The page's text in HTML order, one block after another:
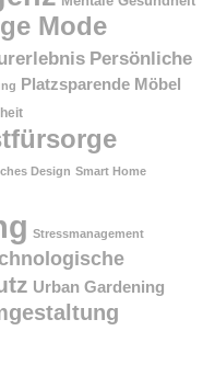
Mode
Persönliche
Platzsparende Möbel
Design Smart Home
Stressmanagement
Urban Gardening